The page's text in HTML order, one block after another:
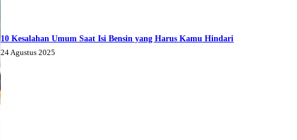
10 Kesalahan Umum Saat Isi Bensin yang Harus Kamu Hindari
24 Agustus 2025